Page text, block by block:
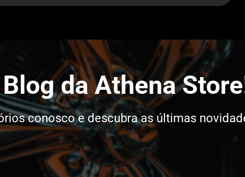
da Athena
conosco e descubra as últimas